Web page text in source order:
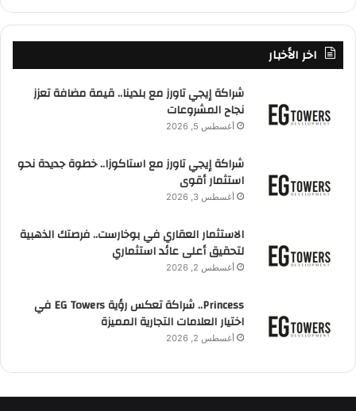
اخر الأخبار
شراكة إيجي تاورز مع بلدينا.. قيمة مضافة تعزز
نجاح المشروعات
أغسطس 5, 2026
شراكة إيجي تاورز مع استاكوزا.. خطوة جديدة نحو
استثمار أقوى
أغسطس 3, 2026
الاستثمار العقاري في بوخارست.. فرصتك الذهبية
لتحقيق أعلى عائد استثماري
أغسطس 2, 2026
Princess.. شراكة تعكس رؤية EG Towers في
اختيار العلامات التجارية المميزة
أغسطس 2, 2026